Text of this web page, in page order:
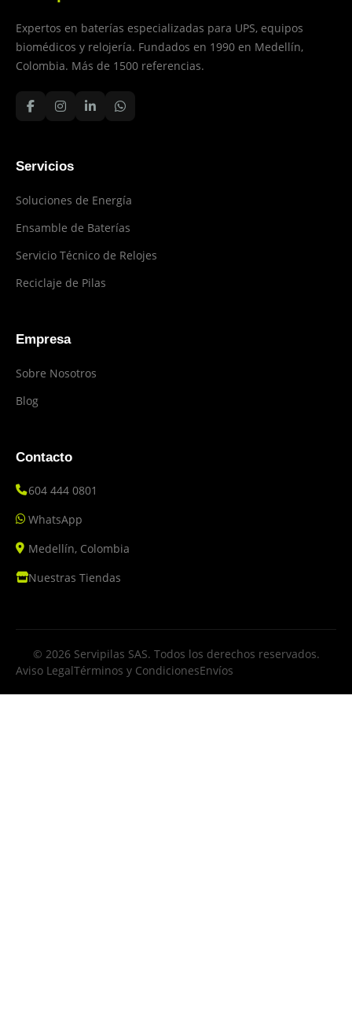
Expertos en baterías especializadas para UPS, equipos
biomédicos y relojería. Fundados en 1990 en Medellín,
Colombia. Más de 1500 referencias.
Servicios
Soluciones de Energía
Ensamble de Baterías
Servicio Técnico de Relojes
Reciclaje de Pilas
Empresa
Sobre Nosotros
Blog
Contacto
604 444 0801
WhatsApp
Medellín, Colombia
Nuestras Tiendas
© 2026 Servipilas SAS. Todos los derechos reservados.
Aviso LegalTérminos y CondicionesEnvíos